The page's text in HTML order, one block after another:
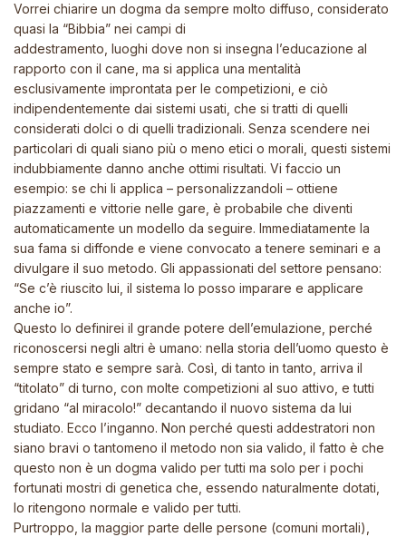
Vorrei chiarire un dogma da sempre molto diffuso, considerato
quasi la “Bibbia” nei campi di
addestramento, luoghi dove non si insegna l’educazione al
rapporto con il cane, ma si applica una mentalità
esclusivamente improntata per le competizioni, e ciò
indipendentemente dai sistemi usati, che si tratti di quelli
considerati dolci o di quelli tradizionali. Senza scendere nei
particolari di quali siano più o meno etici o morali, questi sistemi
indubbiamente danno anche ottimi risultati. Vi faccio un
esempio: se chi li applica – personalizzandoli – ottiene
piazzamenti e vittorie nelle gare, è probabile che diventi
automaticamente un modello da seguire. Immediatamente la
sua fama si diffonde e viene convocato a tenere seminari e a
divulgare il suo metodo. Gli appassionati del settore pensano:
“Se c’è riuscito lui, il sistema lo posso imparare e applicare
anche io”.
Questo lo definirei il grande potere dell’emulazione, perché
riconoscersi negli altri è umano: nella storia dell’uomo questo è
sempre stato e sempre sarà. Così, di tanto in tanto, arriva il
“titolato” di turno, con molte competizioni al suo attivo, e tutti
gridano “al miracolo!” decantando il nuovo sistema da lui
studiato. Ecco l’inganno. Non perché questi addestratori non
siano bravi o tantomeno il metodo non sia valido, il fatto è che
questo non è un dogma valido per tutti ma solo per i pochi
fortunati mostri di genetica che, essendo naturalmente dotati,
lo ritengono normale e valido per tutti.
Purtroppo, la maggior parte delle persone (comuni mortali),